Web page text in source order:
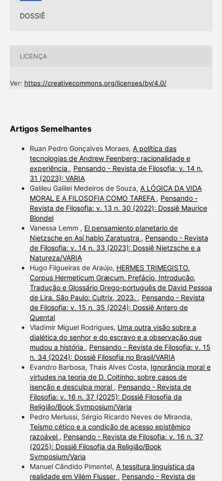
DOSSIÊ
LICENÇA
Ver: https://creativecommons.org/licenses/by/4.0/
Artigos Semelhantes
Ruan Pedro Gonçalves Moraes, A política das
tecnologias de Andrew Feenberg: racionalidade e
experiência , Pensando - Revista de Filosofia: v. 14 n.
31 (2023): VARIA
Galileu Galilei Medeiros de Souza, A LÓGICA DA VIDA
MORAL E A FILOSOFIA COMO TAREFA , Pensando -
Revista de Filosofia: v. 13 n. 30 (2022): Dossiê Maurice
Blondel
Vanessa Lemm , El pensamiento planetario de
Nietzsche en Así hablo Zaratustra , Pensando - Revista
de Filosofia: v. 14 n. 33 (2023): Dossiê Nietzsche e a
Natureza/VARIA
Hugo Filgueiras de Araújo, HERMES TRIMEGISTO.
Corpus Hermeticum Græcum. Prefácio, Introdução,
Tradução e Glossário Grego-português de David Pessoa
de Lira. São Paulo: Cultrix, 2023. , Pensando - Revista
de Filosofia: v. 15 n. 35 (2024): Dossiê Antero de
Quental
Vladimir Miguel Rodrigues, Uma outra visão sobre a
dialética do senhor e do escravo e a observação que
mudou a história , Pensando - Revista de Filosofia: v. 15
n. 34 (2024): Dossiê Filosofia no Brasil/VARIA
Evandro Barbosa, Thais Alves Costa, Ignorância moral e
virtudes na teoria de D. Coitinho: sobre casos de
isenção e desculpa moral , Pensando - Revista de
Filosofia: v. 16 n. 37 (2025): Dossiê Filosofia da
Religião/Book Symposium/Varia
Pedro Merlussi, Sérgio Ricardo Neves de Miranda,
Teísmo cético e a condição de acesso epistêmico
razoável , Pensando - Revista de Filosofia: v. 16 n. 37
(2025): Dossiê Filosofia da Religião/Book
Symposium/Varia
Manuel Cândido Pimentel, A tessitura linguística da
realidade em Vilém Flusser , Pensando - Revista de